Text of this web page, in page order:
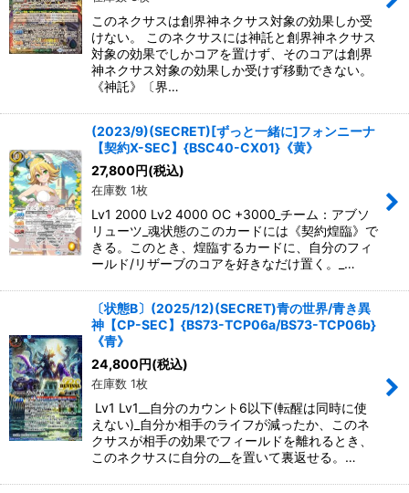
このネクサスは創界神ネクサス対象の効果しか受
けない。 このネクサスには神託と創界神ネクサス
対象の効果でしかコアを置けず、そのコアは創界
神ネクサス対象の効果しか受けず移動できない。
《神託》〔界…
(2023/9)(SECRET)[ずっと一緒に]フォンニーナ
【契約X-SEC】{BSC40-CX01}《黄》
27,800円(税込)
在庫数 1枚
Lv1 2000 Lv2 4000 OC +3000_チーム：アブソ
リューツ_魂状態のこのカードには《契約煌臨》で
きる。このとき、煌臨するカードに、自分のフィ
ールド/リザーブのコアを好きなだけ置く。_…
〔状態B〕(2025/12)(SECRET)青の世界/青き異
神【CP-SEC】{BS73-TCP06a/BS73-TCP06b}
《青》
24,800円(税込)
在庫数 1枚
Lv1 Lv1__自分のカウント6以下(転醒は同時に使
えない)_自分か相手のライフが減ったか、このネ
クサスが相手の効果でフィールドを離れるとき、
このネクサスに自分の__を置いて裏返せる。…